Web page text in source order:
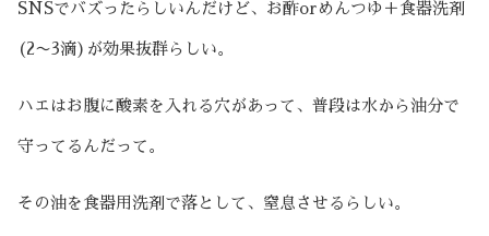
SNSでバズったらしいんだけど、お酢orめんつゆ＋食器洗剤
(2〜3滴)が効果抜群らしい。
ハエはお腹に酸素を入れる穴があって、普段は水から油分で
守ってるんだって。
その油を食器用洗剤で落として、窒息させるらしい。